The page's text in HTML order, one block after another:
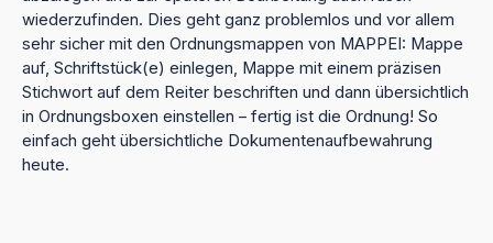
wiederzufinden. Dies geht ganz problemlos und vor allem
sehr sicher mit den Ordnungsmappen von MAPPEI: Mappe
auf, Schriftstück(e) einlegen, Mappe mit einem präzisen
Stichwort auf dem Reiter beschriften und dann übersichtlich
in Ordnungsboxen einstellen – fertig ist die Ordnung! So
einfach geht übersichtliche Dokumentenaufbewahrung
heute.